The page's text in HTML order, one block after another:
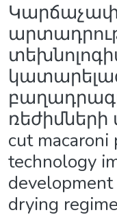
Կարճաչափ
ռեժիմների
cut
technology
drying